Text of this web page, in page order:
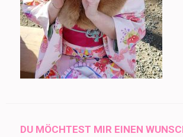
DU MÖCHTEST MIR EINEN